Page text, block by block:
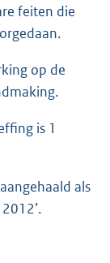
feiten die
op de
is 1
als